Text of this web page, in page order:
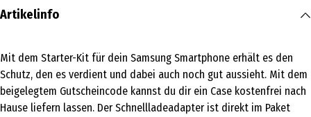
Artikelinfo
Mit dem Starter-Kit für dein Samsung Smartphone erhält es den
Schutz, den es verdient und dabei auch noch gut aussieht. Mit dem
beigelegtem Gutscheincode kannst du dir ein Case kostenfrei nach
Hause liefern lassen. Der Schnellladeadapter ist direkt im Paket